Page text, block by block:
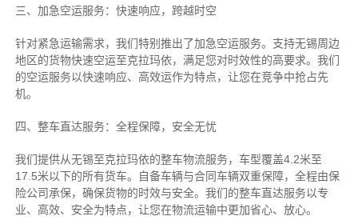
三、加急空运服务：快速响应，跨越时空
针对紧急运输需求，我们特别推出了加急空运服务。支持无锡周边
地区的货物快速空运至克拉玛依，满足您对时效性的高要求。我们
的空运服务以快速响应、高效运作为特点，让您在竞争中抢占先
机。
四、整车直达服务：全程保障，安全无忧
我们提供从无锡至克拉玛依的整车物流服务，车型覆盖4.2米至
17.5米以下的所有货车。自备车辆与合同车辆双重保障，全程由保
险公司承保，确保货物的时效与安全。我们的整车直达服务以专
业、高效、安全为特点，让您在物流运输中更加省心、放心。